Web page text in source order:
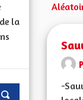
la
-